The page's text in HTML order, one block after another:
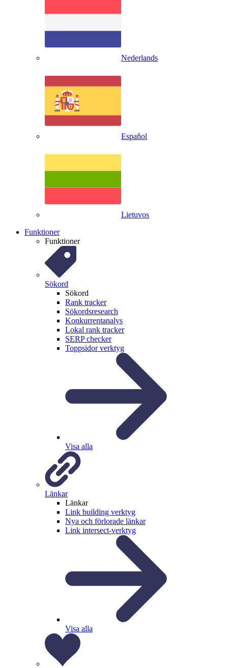
Nederlands
Español
Lietuvos
Funktioner
Funktioner
Sökord
Sökord
Rank tracker
Sökordsresearch
Konkurrentanalys
Lokal rank tracker
SERP checker
Toppsidor verktyg
Visa alla
Länkar
Länkar
Link building verktyg
Nya och förlorade länkar
Link intersect-verktyg
Visa alla